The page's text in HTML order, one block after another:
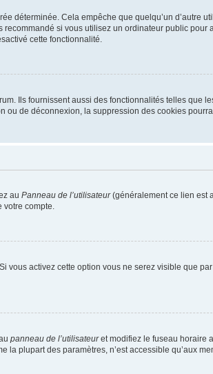
déterminée. Cela empêche que quelqu’un d’autre
recommandé si vous utilisez un ordinateur public pour
cette fonctionnalité.
Ils fournissent aussi des fonctionnalités telles que
de déconnexion, la suppression des cookies
au Panneau de l’utilisateur(généralement ce lien est
compte.
. Si vous activez cette option vous ne serez visible que
panneau de l’utilisateuret modifiez le fuseau horaire
plupart des paramètres, n’est accessible qu’aux